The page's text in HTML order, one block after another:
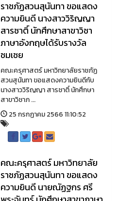
ราชภัฏสวนสุนันทา ขอแสดง
ความยินดี นางสาววิริญญา
สารชาติ์ นักศึกษาสาขาวิชา
ภาษาอังกฤษได้รับรางวัล
ชมเชย
คณะครุศาสตร์ มหาวิทยาลัยราชภัฏ
สวนสุนันทา ขอแสดงความยินดีกับ
นางสาววิริญญา สารชาติ์ นักศึกษา
สาขาวิชาภ ...
25 กรกฏาคม 2566 11:10:52
คณะครุศาสตร์ มหาวิทยาลัย
ราชภัฏสวนสุนันทา ขอแสดง
ความยินดี นายณัฏฐกร ศรี